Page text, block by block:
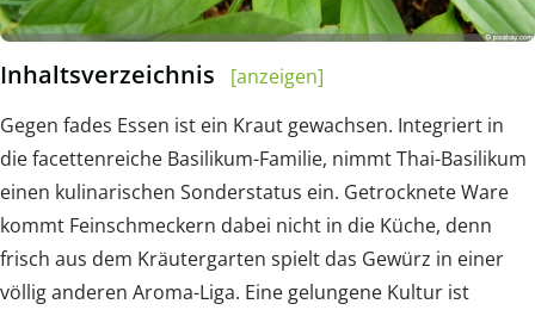
Inhaltsverzeichnis
[anzeigen]
Gegen fades Essen ist ein Kraut gewachsen. Integriert in
die facettenreiche Basilikum-Familie, nimmt Thai-Basilikum
einen kulinarischen Sonderstatus ein. Getrocknete Ware
kommt Feinschmeckern dabei nicht in die Küche, denn
frisch aus dem Kräutergarten spielt das Gewürz in einer
völlig anderen Aroma-Liga. Eine gelungene Kultur ist